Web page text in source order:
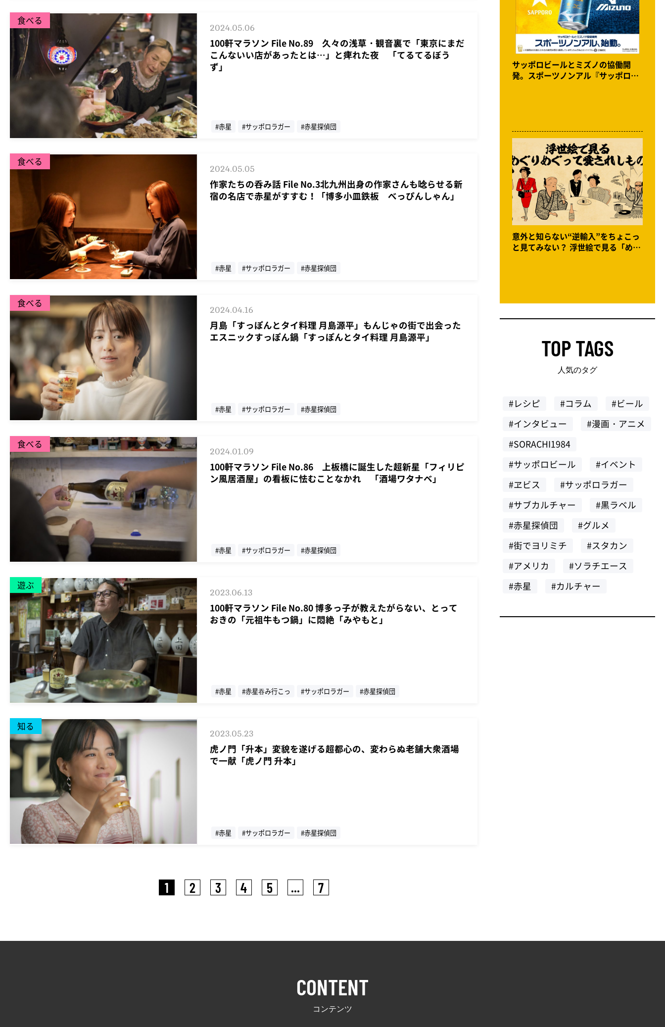
食べる
2024.05.06
100軒マラソン File No.89 久々の浅草・観音裏で「東京にまだ
こんないい店があったとは…」と痺れた夜 「てるてるぼう
ず」
#赤星 #サッポロラガー #赤星探偵団
食べる
2024.05.05
作家たちの呑み話 File No.3北九州出身の作家さんも唸らせる新
宿の名店で赤星がすすむ！「博多小皿鉄板 べっぴんしゃん」
#赤星 #サッポロラガー #赤星探偵団
食べる
2024.04.16
月島「すっぽんとタイ料理 月島源平」もんじゃの街で出会った
エスニックすっぽん鍋「すっぽんとタイ料理 月島源平」
#赤星 #サッポロラガー #赤星探偵団
食べる
2024.01.09
100軒マラソン File No.86 上板橋に誕生した超新星「フィリピ
ン風居酒屋」の看板に怯むことなかれ 「酒場ワタナベ」
#赤星 #サッポロラガー #赤星探偵団
遊ぶ
2023.06.13
100軒マラソン File No.80 博多っ子が教えたがらない、とって
おきの「元祖牛もつ鍋」に悶絶「みやもと」
#赤星 #赤星吞み行こっ #サッポロラガー #赤星探偵団
知る
2023.05.23
虎ノ門「升本」変貌を遂げる超都心の、変わらぬ老舗大衆酒場
で一献「虎ノ門 升本」
#赤星 #サッポロラガー #赤星探偵団
1 2 3 4 5 ... 7
サッポロビールとミズノの協働開
発。スポーツノンアル『サッポロ
意外と知らない“逆輸入”をちょこっ
と見てみない？ 浮世絵で見る「めぐ
TOP TAGS
人気のタグ
#レシピ #コラム
#ビール
#インタビュー
#漫画・アニメ
#SORACHI1984
#サッポロビール
#イベント
#ヱビス
#サッポロラガー
#サブカルチャー
#黒ラベル
#赤星探偵団
#グルメ
#街でヨリミチ
#スタカン
#アメリカ
#ソラチエース
#赤星
#カルチャー
CONTENT
コンテンツ